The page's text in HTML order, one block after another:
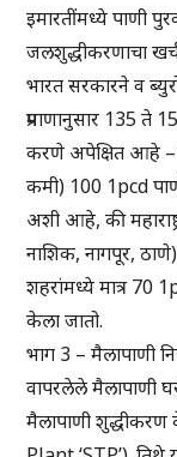
इमारतींमध्ये पाणी
जलशुद्धीकरणाचा
भारत सरकारने व
प्रमाणानुसार 135 ते
करणे अपेक्षित आहे –
कमी) 100 1pcd
अशी आहे, की
नाशिक, नागपूर,
शहरांमध्ये मात्र 70
केला जातो.
भाग 3 – मैलापाणी
वापरलेले मैलापाणी
मैलापाणी